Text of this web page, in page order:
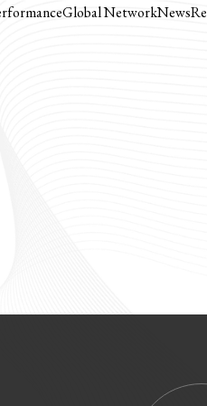
Global NetworkNews
Global NetworkNews